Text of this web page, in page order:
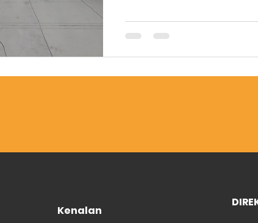
Kenalan